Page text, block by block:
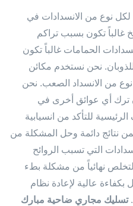
نوع من الانسدادات في
غالباً تكون بسبب تراكم
الحمامات غالباً تكون
نحن نستخدم مكائن
من الانسداد الصعب. نحن
ترك أي عوائق أخرى في
للتأكد من انسيابية
نتائج دائمة وحل المشكلة من
التي تسبب الروائح
نهائياً من مشكلة بطء
عالية لإعادة نظام
تسليك مجاري ضاحية مبارك